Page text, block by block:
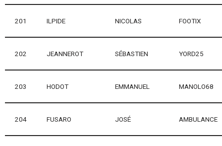
201 ILPIDE NICOLAS FOOTIX
202 JEANNEROT SÉBASTIEN YORD25
203 HODOT EMMANUEL MANOLO68
204 FUSARO JOSÉ AMBULANCE